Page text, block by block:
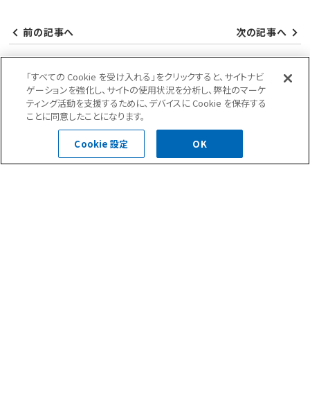
前の記事へ 次の記事へ
現場ブログ一覧へ
ニュース(35) 現場ブログ(284)
「すべての Cookie を受け入れる」をクリックすると、サイトナビ
ゲーションを強化し、サイトの使用状況を分析し、弊社のマーケ
ティング活動を支援するために、デバイスに Cookie を保存する
ことに同意したことになります。
Cookie 設定 OK